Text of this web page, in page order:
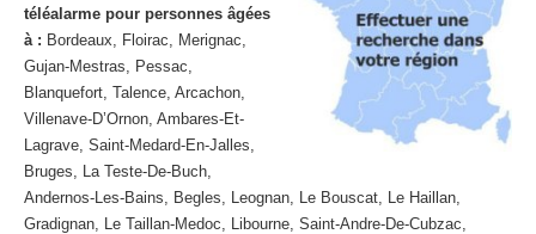
téléalarme pour personnes âgées
à : Bordeaux, Floirac, Merignac,
Gujan-Mestras, Pessac,
Blanquefort, Talence, Arcachon,
Villenave-D’Ornon, Ambares-Et-
Lagrave, Saint-Medard-En-Jalles,
Bruges, La Teste-De-Buch,
Andernos-Les-Bains, Begles, Leognan, Le Bouscat, Le Haillan,
Gradignan, Le Taillan-Medoc, Libourne, Saint-Andre-De-Cubzac,